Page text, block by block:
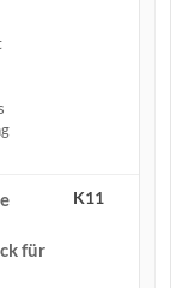
für
K11